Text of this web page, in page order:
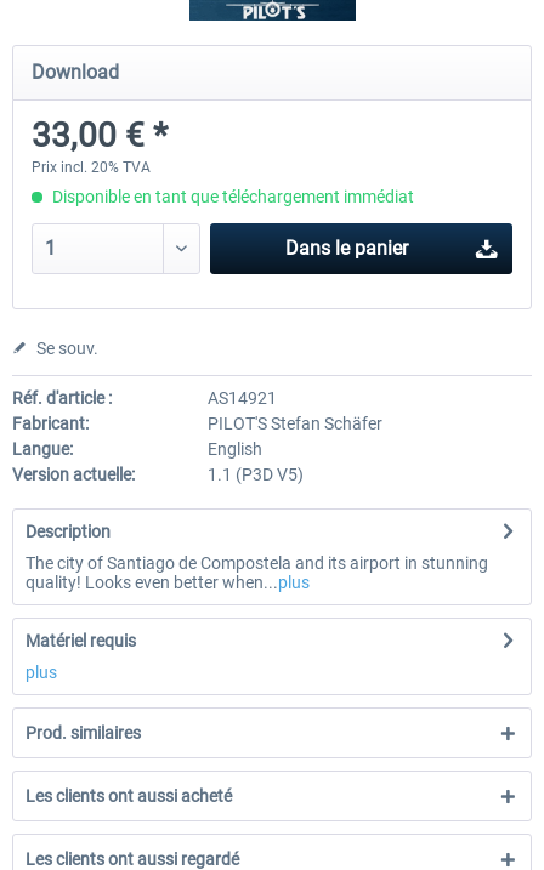
Hamburg-Finkenwerder
12,00 € *
Madeira X Evolution
Download
33,00 € *
Prix incl. 20% TVA
Disponible en tant que téléchargement immédiat
Dans le panier
Se souv.
Réf. d'article :
AS14921
Fabricant:
PILOT'S Stefan Schäfer
Langue:
English
Version actuelle:
1.1 (P3D V5)
Description
The city of Santiago de Compostela and its airport in stunning
quality! Looks even better when...plus
Matériel requis
plus
Prod. similaires
Les clients ont aussi acheté
Les clients ont aussi regardé